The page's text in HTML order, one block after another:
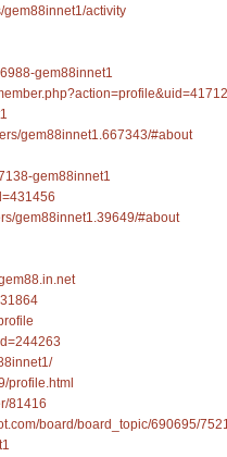
gem88innet1/activity
gem88innet1
gem88innet1.667343/#about
gem88innet1
gem88innet1.39649/#about
profile.html
81416
board/board_topic/690695/